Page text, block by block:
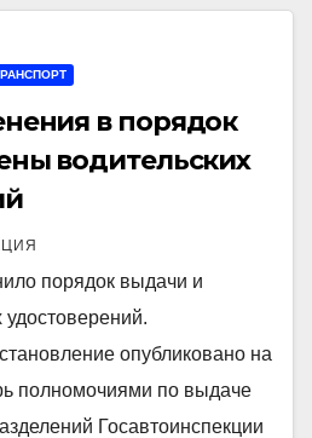
в порядок
водительских
порядок выдачи и
опубликовано на
полномочиями по выдаче
Госавтоинспекции